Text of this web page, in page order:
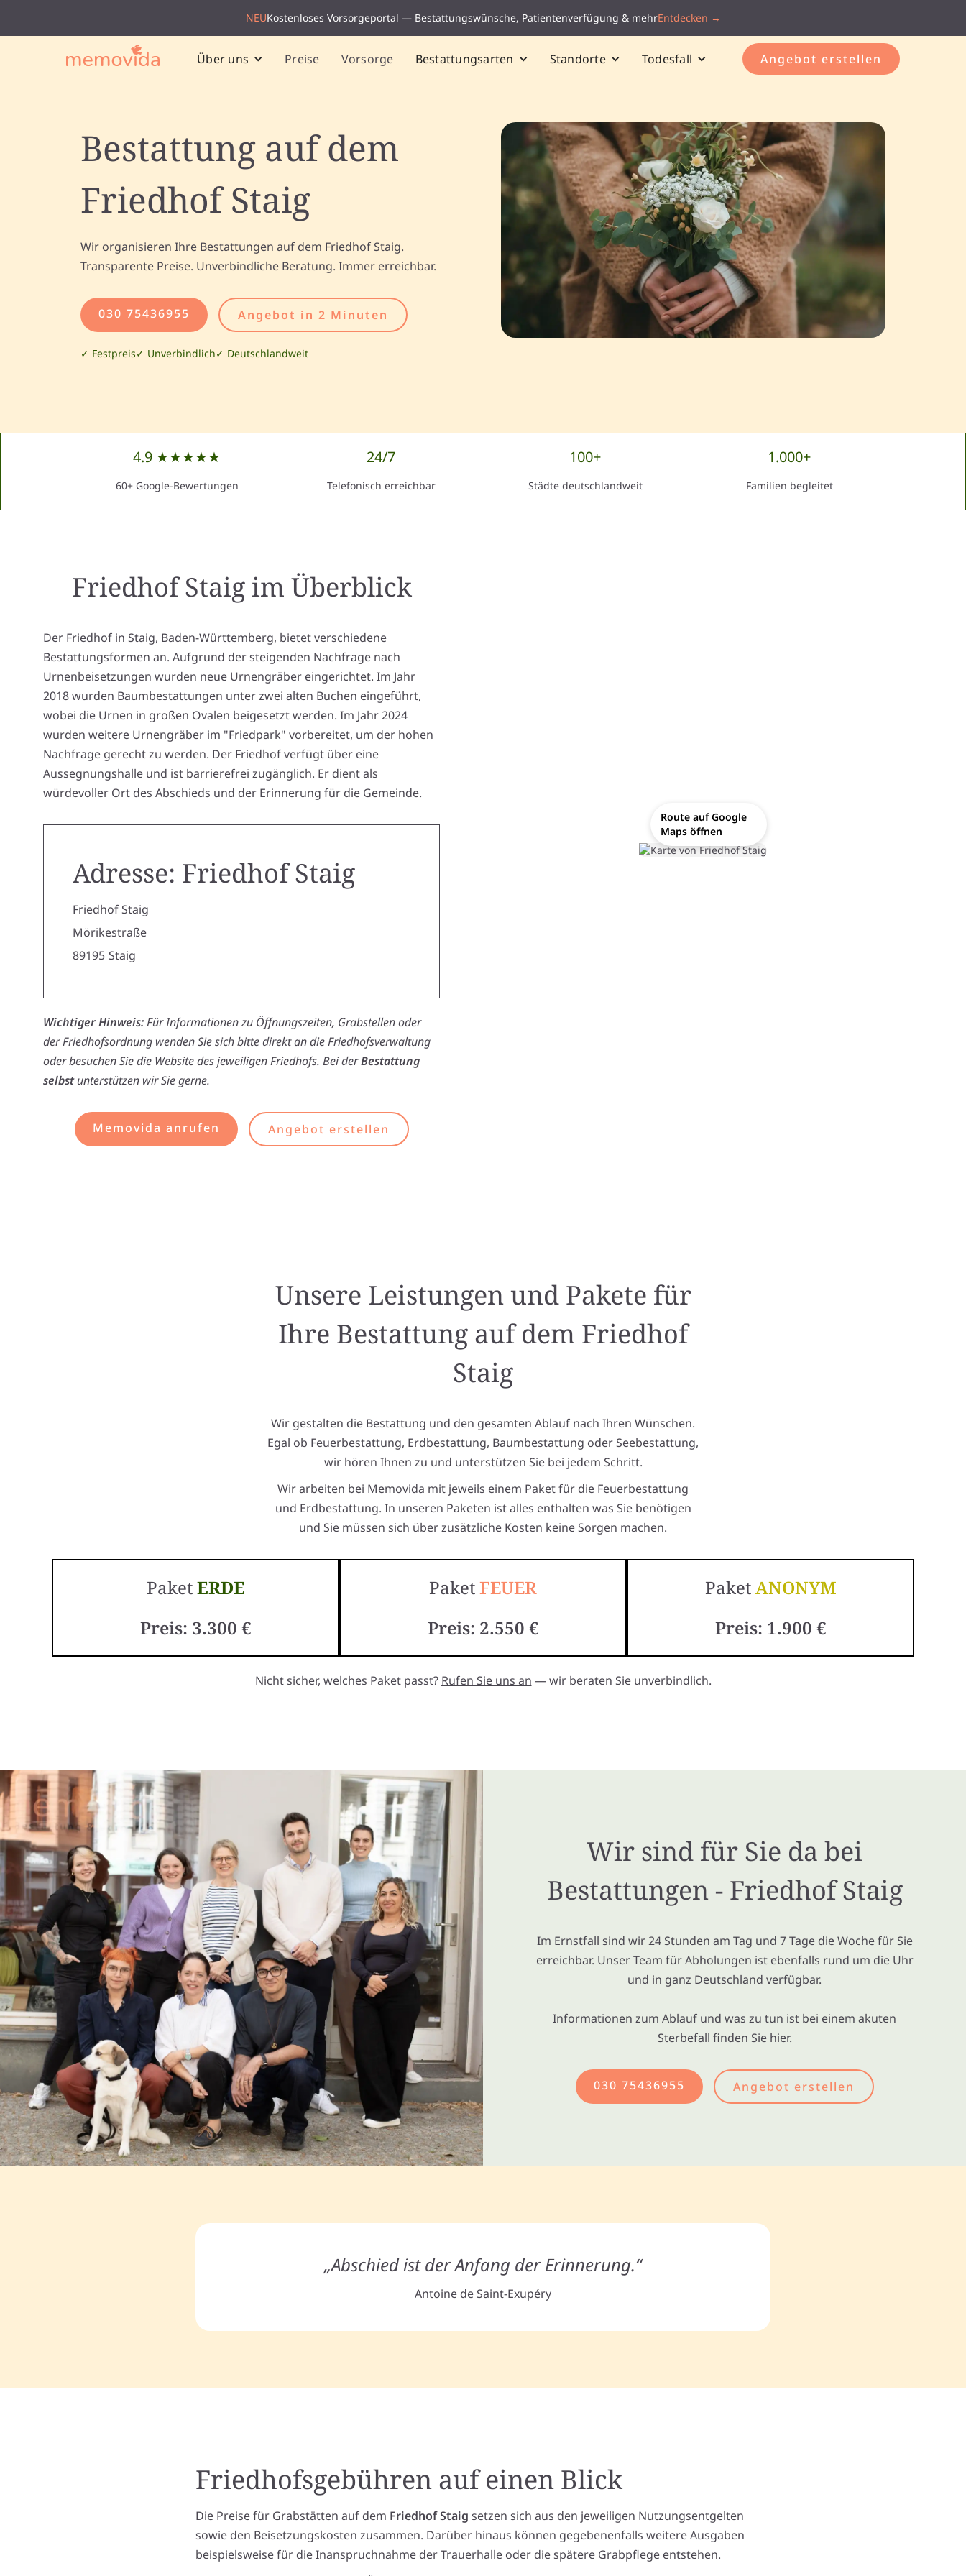
NEUKostenloses Vorsorgeportal — Bestattungswünsche, Patientenverfügung & mehrEntdecken →
Über uns Preise Vorsorge Bestattungsarten Standorte Todesfall Angebot erstellen
Bestattung auf dem
Friedhof Staig
Wir organisieren Ihre Bestattungen auf dem Friedhof Staig.
Transparente Preise. Unverbindliche Beratung. Immer erreichbar.
030 75436955 Angebot in 2 Minuten
✓ Festpreis✓ Unverbindlich✓ Deutschlandweit
4.9 ★★★★★
60+ Google-Bewertungen
24/7
Telefonisch erreichbar
100+
Städte deutschlandweit
1.000+
Familien begleitet
Friedhof Staigim Überblick
Der Friedhof in Staig, Baden-Württemberg, bietet verschiedene
Bestattungsformen an. Aufgrund der steigenden Nachfrage nach
Urnenbeisetzungen wurden neue Urnengräber eingerichtet. Im Jahr
2018 wurden Baumbestattungen unter zwei alten Buchen eingeführt,
wobei die Urnen in großen Ovalen beigesetzt werden. Im Jahr 2024
wurden weitere Urnengräber im "Friedpark" vorbereitet, um der hohen
Nachfrage gerecht zu werden. Der Friedhof verfügt über eine
Aussegnungshalle und ist barrierefrei zugänglich. Er dient als
würdevoller Ort des Abschieds und der Erinnerung für die Gemeinde.
Adresse: Friedhof Staig
Friedhof Staig
Mörikestraße
89195 Staig
Wichtiger Hinweis:Für Informationen zu Öffnungszeiten, Grabstellen oder
der Friedhofsordnung wenden Sie sich bitte direkt an die Friedhofsverwaltung
oder besuchen Sie die Website des jeweiligen Friedhofs. Bei derBestattung
selbstunterstützen wir Sie gerne.
Memovida anrufen Angebot erstellen
Route auf Google
Maps öffnen
Unsere Leistungen und Pakete für
Ihre Bestattung auf dem Friedhof
Staig
Wir gestalten die Bestattung und den gesamten Ablauf nach Ihren Wünschen.
Egal ob Feuerbestattung, Erdbestattung, Baumbestattung oder Seebestattung,
wir hören Ihnen zu und unterstützen Sie bei jedem Schritt.
Wir arbeiten bei Memovida mit jeweils einem Paket für die Feuerbestattung
und Erdbestattung. In unseren Paketen ist alles enthalten was Sie benötigen
und Sie müssen sich über zusätzliche Kosten keine Sorgen machen.
PaketERDE
Preis: 3.300 €
PaketFEUER
Preis: 2.550 €
PaketANONYM
Preis: 1.900 €
Nicht sicher, welches Paket passt? Rufen Sie uns an — wir beraten Sie unverbindlich.
Wir sind für Sie da bei
Bestattungen - Friedhof Staig
Im Ernstfall sind wir 24 Stunden am Tag und 7 Tage die Woche für Sie
erreichbar. Unser Team für Abholungen ist ebenfalls rund um die Uhr
und in ganz Deutschland verfügbar.
Informationen zum Ablauf und was zu tun ist bei einem akuten
Sterbefall finden Sie hier.
030 75436955 Angebot erstellen
„Abschied ist der Anfang der Erinnerung.“
Antoine de Saint-Exupéry
Friedhofsgebühren auf einen Blick
Die Preise für Grabstätten auf dem Friedhof Staig setzen sich aus den jeweiligen Nutzungsentgelten
sowie den Beisetzungskosten zusammen. Darüber hinaus können gegebenenfalls weitere Ausgaben
beispielsweise für die Inanspruchnahme der Trauerhalle oder die spätere Grabpflege entstehen.